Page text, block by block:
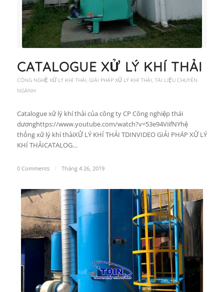
CATALOGUE XỬ LÝ KHÍ THẢI
CÔNG NGHỆ XỬ LÝ KHÍ THẢI, GIẢI PHÁP XỬ LÝ KHÍ THẢI, TÀI LIỆU CHUYÊN
NGÀNH
Catalogue xử lý khí thải của công ty CP Công nghiệp thái
dươnghttps://www.youtube.com/watch?v=53e94ViifNYhệ
thống xử lý khí thảiXỬ LÝ KHÍ THẢI TDINVIDEO GIẢI PHÁP XỬ LÝ
KHÍ THẢICATALOG…
0 Comments / Tháng 4 26, 2019